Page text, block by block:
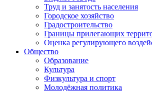
Труд и занятость населения
Городское хозяйство
Градостроительство
Границы прилегающих
Оценка регулирующего
Общество
Образование
Культура
Физкультура и спорт
Молодёжная политика